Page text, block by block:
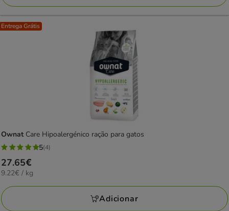
Entrega Grátis
Ownat Care Hipoalergénico ração para gatos
5
estrelas
com
4
avaliações
5(4)
Preço
27.65€
27.65€
9.22€
KG
9.22€ / kg
Adicionar